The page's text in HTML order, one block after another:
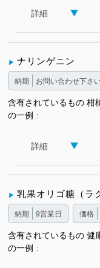
詳細
ナリンゲニン
納期 お問い合わせ下さ
含有されているもの
の一例
柑
詳細
乳果オリゴ糖（ラ
納期 9営業日 価格
含有されているもの
の一例
健